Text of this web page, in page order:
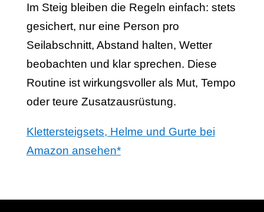
Im Steig bleiben die Regeln einfach: stets
gesichert, nur eine Person pro
Seilabschnitt, Abstand halten, Wetter
beobachten und klar sprechen. Diese
Routine ist wirkungsvoller als Mut, Tempo
oder teure Zusatzausrüstung.
Klettersteigsets, Helme und Gurte bei
Amazon ansehen*